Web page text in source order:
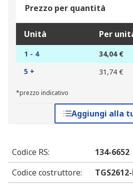
Prezzo per quantità
Unità Per
1 - 4
34,04 €
5 +
31,74 €
*prezzo indicativo
Aggiungi alla
Codice RS:
134-6652
Codice costruttore: